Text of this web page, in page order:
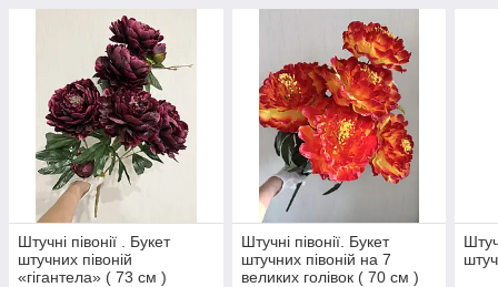
Штучні півонії . Букет
штучних півоній
«гігантела» ( 73 см )
Штучні півонії. Букет
штучних півоній на 7
великих голівок ( 70 см )